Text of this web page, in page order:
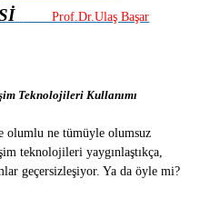
Prof.Dr.Ulaş Başar
Teknolojileri Kullanımı
ne tümüyle olumsuz
teknolojileri yaygınlaştıkça,
geçersizleşiyor. Ya da öyle mi?